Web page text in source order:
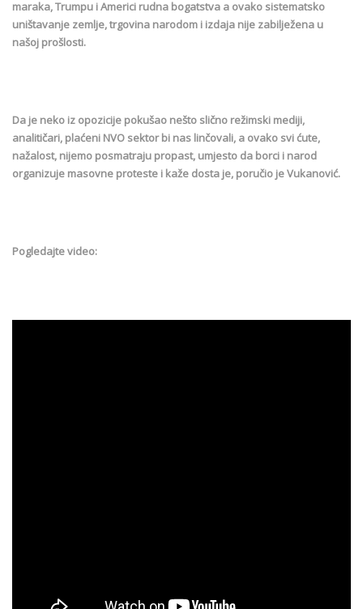
maraka, Trumpu i Americi rudna bogatstva a ovako sistematsko
uništavanje zemlje, trgovina narodom i izdaja nije zabilježena u
našoj prošlosti.
Da je neko iz opozicije pokušao nešto slično režimski mediji,
analitičari, plaćeni NVO sektor bi nas linčovali, a ovako svi ćute,
nažalost, nijemo posmatraju propast, umjesto da borci i narod
organizuje masovne proteste i kaže dosta je, poručio je Vukanović.
Pogledajte video: